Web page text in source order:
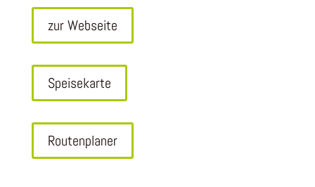
zur Webseite
Speisekarte
Routenplaner